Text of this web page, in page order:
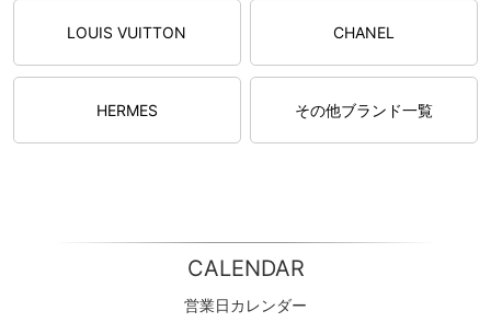
LOUIS VUITTON CHANEL
HERMES その他ブランド一覧
CALENDAR
営業日カレンダー